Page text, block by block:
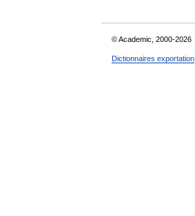
© Academic, 2000-2026
Dictionnaires exportation